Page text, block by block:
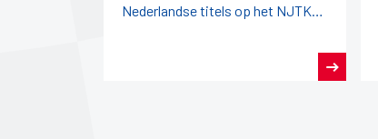
Nederlandse titels op het NJTK